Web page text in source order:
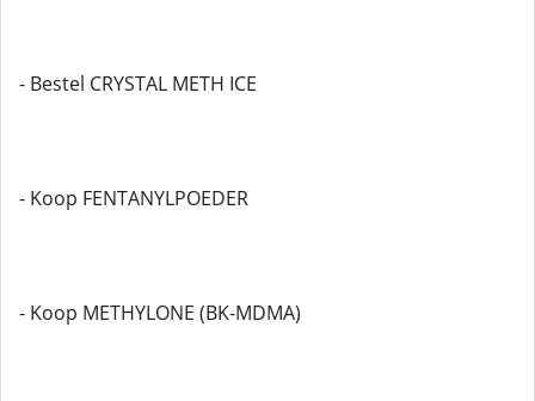
- Bestel CRYSTAL METH ICE
- Koop FENTANYLPOEDER
- Koop METHYLONE (BK-MDMA)